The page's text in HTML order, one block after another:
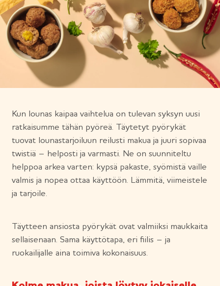
Kun lounas kaipaa vaihtelua on tulevan syksyn uusi
ratkaisumme tähän pyöreä. Täytetyt pyörykät
tuovat lounastarjoiluun reilusti makua ja juuri sopivaa
twistiä – helposti ja varmasti. Ne on suunniteltu
helppoa arkea varten: kypsä pakaste, syömistä vaille
valmis ja nopea ottaa käyttöön. Lämmitä, viimeistele
ja tarjoile.
Täytteen ansiosta pyörykät ovat valmiiksi maukkaita
sellaisenaan. Sama käyttötapa, eri fiilis – ja
ruokailijalle aina toimiva kokonaisuus.